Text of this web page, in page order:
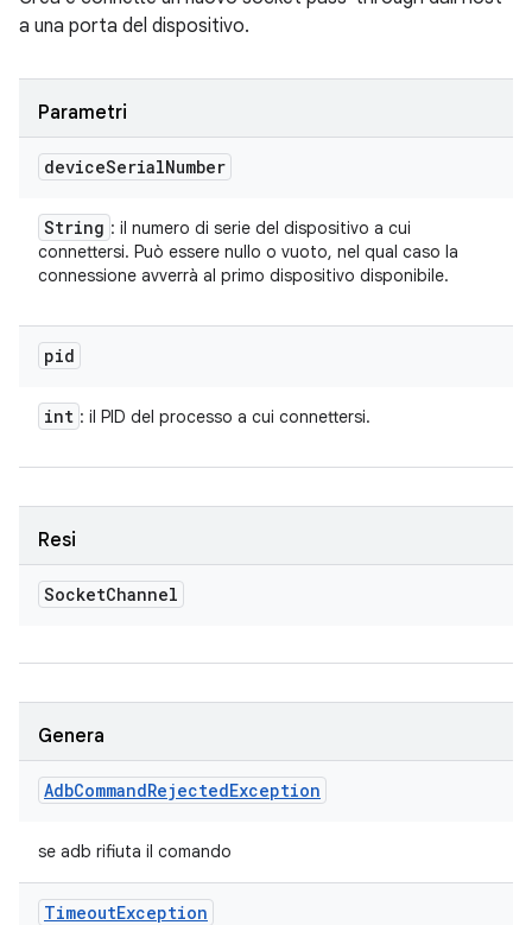
a una porta del dispositivo.
Parametri
deviceSerialNumber
String : il numero di serie del dispositivo a cui
connettersi. Può essere nullo o vuoto, nel qual caso la
connessione avverrà al primo dispositivo disponibile.
pid
int : il PID del processo a cui connettersi.
Resi
SocketChannel
Genera
AdbCommandRejectedException
se adb rifiuta il comando
TimeoutException